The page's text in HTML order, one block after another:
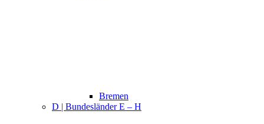
Bremen
D | Bundesländer E – H